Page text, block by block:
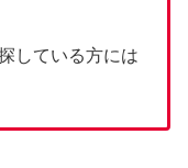
している方には